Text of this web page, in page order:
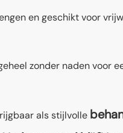
en geschikt voor
zonder naden voor
als stijlvolle